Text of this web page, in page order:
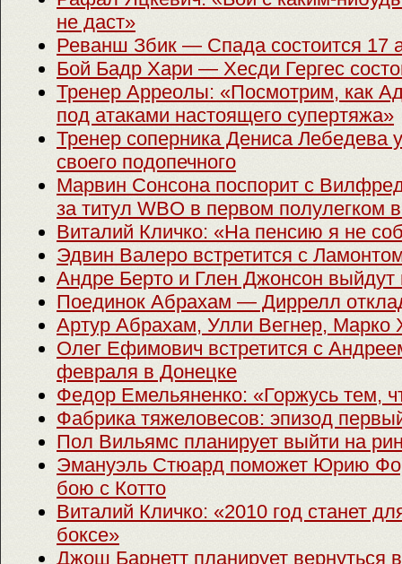
не даст»
Реванш Збик — Спада состоится 17
Бой Бадр Хари — Хесди Гергес
Тренер Арреолы: «Посмотрим, как
под атаками настоящего супертяжа»
Тренер соперника Дениса Лебедева
своего подопечного
Марвин Сонсона поспорит с
за титул WBO в первом полулегком
Виталий Кличко: «На пенсию я не
Эдвин Валеро встретится с
Андре Берто и Глен Джонсон выйдут
Поединок Абрахам — Диррелл
Артур Абрахам, Улли Вегнер, Марко
Олег Ефимович встретится с
февраля в Донецке
Федор Емельяненко: «Горжусь тем,
Фабрика тяжеловесов: эпизод
Пол Вильямс планирует выйти на
Эмануэль Стюард поможет Юрию
бою с Котто
Виталий Кличко: «2010 год станет
боксе»
Джош Барнетт планирует вернуться